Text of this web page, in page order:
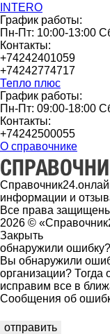
INTERO
График работы:
Пн-Пт: 10:00-13:00
Контакты:
+74242401059
+74242774717
Тепло плюс
График работы:
Пн-Пт: 09:00-18:00
Контакты:
+74242500055
О справочнике
информации и
Все права
2026 ©
Закрыть
обнаружили ошибку?
Вы обнаружили
организации?
исправим все в
Сообщения об